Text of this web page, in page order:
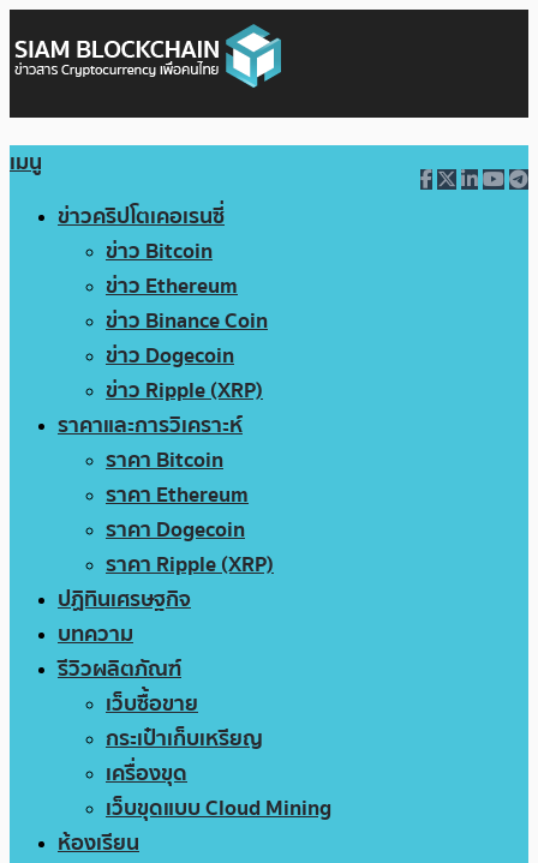
เมนู
ข่าวคริปโตเคอเรนซี่
ข่าว Bitcoin
ข่าว Ethereum
ข่าว Binance Coin
ข่าว Dogecoin
ข่าว Ripple (XRP)
ราคาและการวิเคราะห์
ราคา Bitcoin
ราคา Ethereum
ราคา Dogecoin
ราคา Ripple (XRP)
ปฏิทินเศรษฐกิจ
บทความ
รีวิวผลิตภัณฑ์
เว็บซื้อขาย
กระเป๋าเก็บเหรียญ
เครื่องขุด
เว็บขุดแบบ Cloud Mining
ห้องเรียน